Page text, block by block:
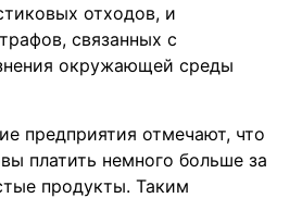
отходов, и
связанных с
окружающей среды
предприятия отмечают, что
платить немного больше за
продукты. Таким